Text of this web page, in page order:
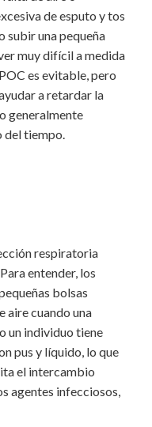
de esputo y tos
subir una pequeña
muy difícil a medida
es evitable, pero
a retardar la
generalmente
del tiempo.
respiratoria
entender, los
bolsas
aire cuando una
un individuo tiene
pus y líquido, lo que
el intercambio
agentes infecciosos,